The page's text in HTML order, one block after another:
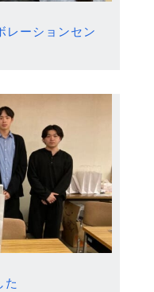
レーションセン
た